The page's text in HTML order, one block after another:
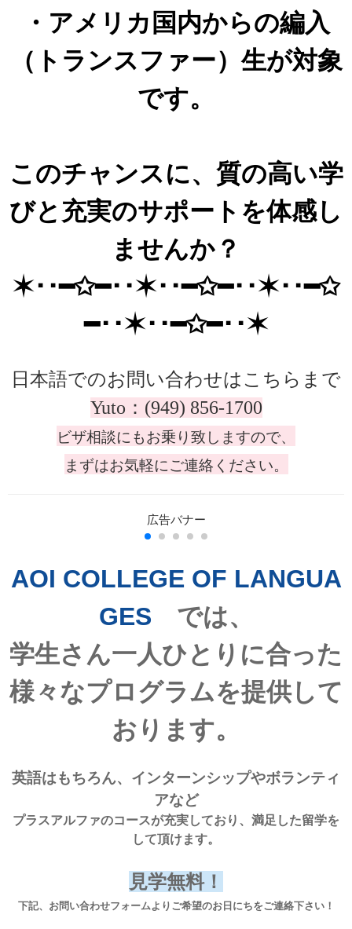
・アメリカ国内からの編入
（トランスファー）生が対象
です。
このチャンスに、質の高い学
びと充実のサポートを体感し
ませんか？
✶･･━✩━･･✶･･━✩━･･✶･･━✩
━･･✶･･━✩━･･✶
日本語でのお問い合わせはこちらまで
Yuto：(949) 856-1700
ビザ相談にもお乗り致しますので、
まずはお気軽にご連絡ください。
AOI COLLEGE OF LANGUA
GES では、
学生さん一人ひとりに合った
様々なプログラムを提供して
おります。
英語はもちろん、インターンシップやボランティ
アなど
プラスアルファのコースが充実しており、満足した留学を
して頂けます。
見学無料！
下記、お問い合わせフォームよりご希望のお日にちをご連絡下さい！